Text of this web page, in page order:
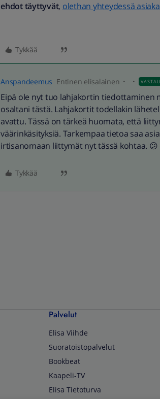
ehdot täyttyvät, olethan yhteydessä
Tykkää
Anspandeemus Entinen elisalainen
Eipä ole nyt tuo lahjakortin
osaltani tästä. Lahjakortit todellakin
avattu. Tässä on tärkeä huomata, että
väärinkäsityksiä. Tarkempaa tietoa saa
irtisanomaan liittymät nyt tässä kohtaa. 😕
Tykkää
Palvelut
Elisa Viihde
Suoratoistopalvelut
Bookbeat
Kaapeli-TV
Elisa Tietoturva